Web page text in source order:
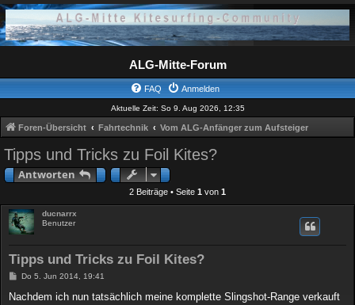
ALG-Mitte-Forum
FAQ Anmelden
Aktuelle Zeit: So 9. Aug 2026, 12:35
Foren-Übersicht Fahrtechnik Vom ALG-Anfänger zum Aufsteiger
Tipps und Tricks zu Foil Kites?
Antworten
2 Beiträge • Seite 1 von 1
ducnarrx
Benutzer
Tipps und Tricks zu Foil Kites?
B
i
Do 5. Jun 2014, 19:41
Nachdem ich nun tatsächlich meine komplette Slingshot-Range verkauft